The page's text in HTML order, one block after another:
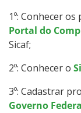
1º: Conhecer
Portal do
Sicaf;
2º: Conhecer o
3º: Cadastrar
Governo